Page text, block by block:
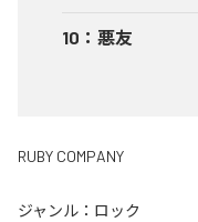
10 ： 悪友
RUBY COMPANY
ジャンル： ロック